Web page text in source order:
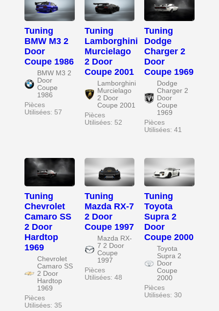
Tuning
BMW M3 2
Door
Coupe 1986
BMW M3 2
Door
Coupe
1986
Pièces
Utilisées: 57
Tuning
Lamborghini
Murcielago
2 Door
Coupe 2001
Lamborghini
Murcielago
2 Door
Coupe 2001
Pièces
Utilisées: 52
Tuning
Dodge
Charger 2
Door
Coupe 1969
Dodge
Charger 2
Door
Coupe
1969
Pièces
Utilisées: 41
Tuning
Chevrolet
Camaro SS
2 Door
Hardtop
1969
Chevrolet
Camaro SS
2 Door
Hardtop
1969
Pièces
Utilisées: 35
Tuning
Mazda RX-7
2 Door
Coupe 1997
Mazda RX-
7 2 Door
Coupe
1997
Pièces
Utilisées: 48
Tuning
Toyota
Supra 2
Door
Coupe 2000
Toyota
Supra 2
Door
Coupe
2000
Pièces
Utilisées: 30